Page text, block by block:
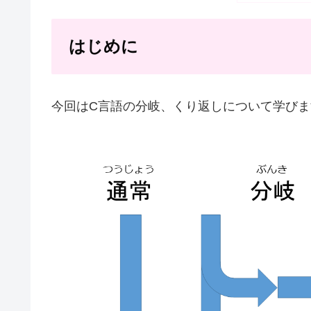
はじめに
今回はC言語の分岐、くり返しについて学び